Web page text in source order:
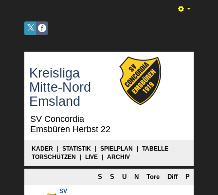
Kreisliga
Mitte-Nord
Emsland
SV Concordia
Emsbüren Herbst 22
KADER STATISTIK SPIELPLAN TABELLE
TORSCHÜTZEN
LIVE ARCHIV
S S U N Tore Diff P
SV